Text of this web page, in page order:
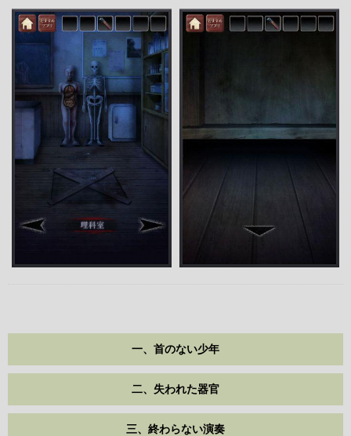
一、首のない少年
二、失われた器官
三、終わらない演奏